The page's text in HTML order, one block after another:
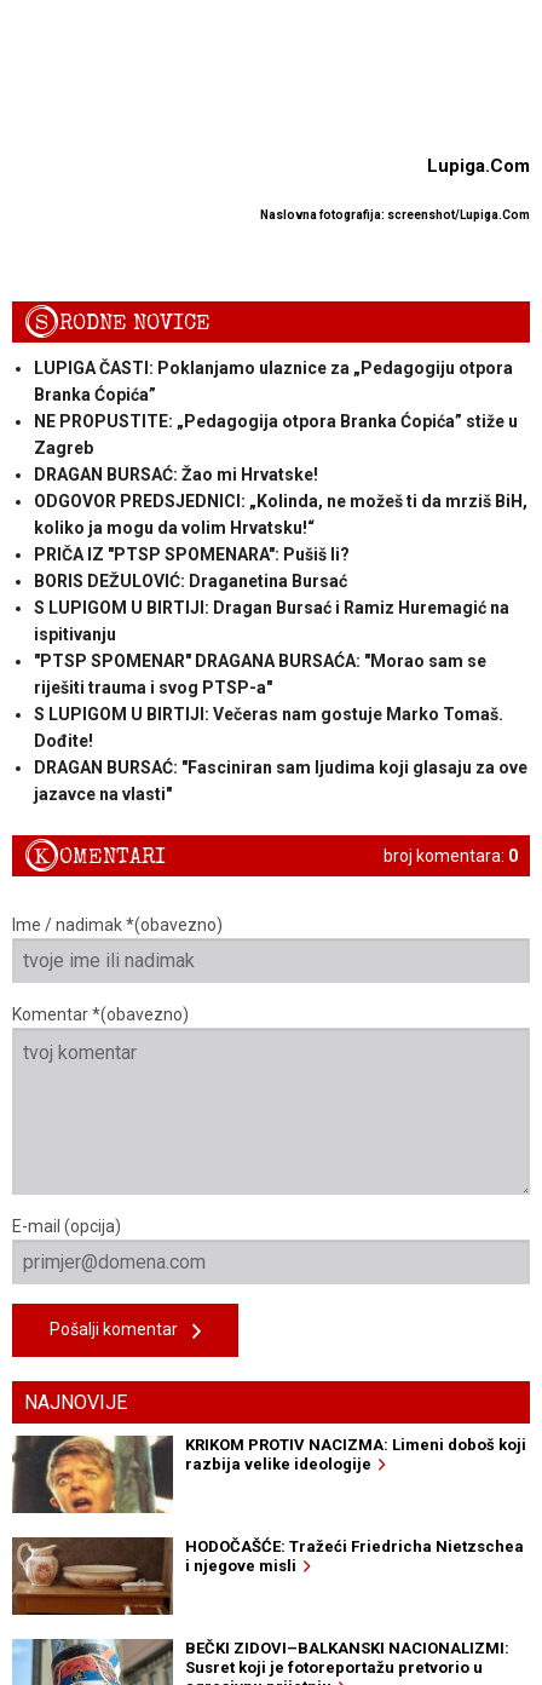
Lupiga.Com
Naslovna fotografija: screenshot/Lupiga.Com
SRODNE NOVICE
LUPIGA ČASTI: Poklanjamo ulaznice za „Pedagogiju otpora
Branka Ćopića”
NE PROPUSTITE: „Pedagogija otpora Branka Ćopića” stiže u
Zagreb
DRAGAN BURSAĆ: Žao mi Hrvatske!
ODGOVOR PREDSJEDNICI: „Kolinda, ne možeš ti da mrziš BiH,
koliko ja mogu da volim Hrvatsku!“
PRIČA IZ "PTSP SPOMENARA": Pušiš li?
BORIS DEŽULOVIĆ: Draganetina Bursać
S LUPIGOM U BIRTIJI: Dragan Bursać i Ramiz Huremagić na
ispitivanju
"PTSP SPOMENAR" DRAGANA BURSAĆA: "Morao sam se
riješiti trauma i svog PTSP-a"
S LUPIGOM U BIRTIJI: Večeras nam gostuje Marko Tomaš.
Dođite!
DRAGAN BURSAĆ: "Fasciniran sam ljudima koji glasaju za ove
jazavce na vlasti"
broj komentara: 0
KOMENTARI
Ime / nadimak *(obavezno)
Komentar *(obavezno)
E-mail (opcija)
Pošalji komentar
NAJNOVIJE
KRIKOM PROTIV NACIZMA: Limeni doboš koji
razbija velike ideologije
HODOČAŠĆE: Tražeći Friedricha Nietzschea
i njegove misli
BEČKI ZIDOVI–BALKANSKI NACIONALIZMI:
Susret koji je fotoreportažu pretvorio u